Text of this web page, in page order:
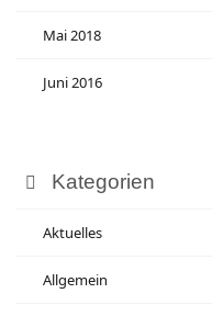
Mai 2018
Juni 2016
Kategorien
Aktuelles
Allgemein